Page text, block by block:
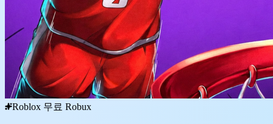
Roblox 무료 Robux